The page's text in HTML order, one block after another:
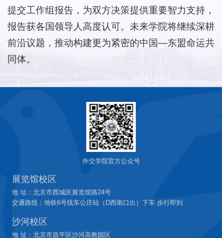
提交工作组报告，为双方决策提供重要智力支持，
报告获各国领导人高度认可。未来学院将继续深耕
前沿议题，推动构建更为紧密的中国—东盟命运共
同体。
外交学院官方公众号
展览馆校区
地 址：北京市西城区展览馆路24号
交通路线：地铁6号线车公庄站（D西南口出）下车 步行即到
沙河校区
地 址：北京市昌平区沙河高教园区